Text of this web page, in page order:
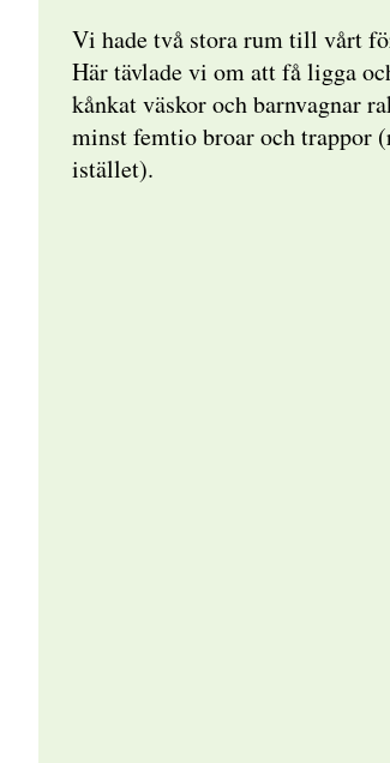
Vi hade två stora rum till vårt
Här tävlade vi om att få ligga
kånkat väskor och barnvagnar
minst femtio broar och trappor
istället).